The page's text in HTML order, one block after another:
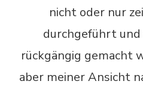
nicht oder nur
durchgeführt
rückgängig gemacht
aber meiner Ansicht